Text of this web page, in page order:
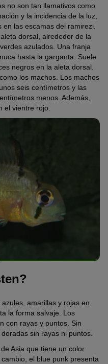
no son tan llamativos como
y la incidencia de la luz,
las escamas del ramirezi.
dorsal, alrededor de la
azulados. Una franja
hasta la garganta. Suele
negros en la aleta dorsal.
los machos. Los machos
seis centímetros y las
menos. Además,
el vientre rojo.
amarillas y rojas en
la forma salvaje. Los
con rayas y puntos. Sin
sin rayas ni puntos.
Asia que tiene un color
el blue punk presenta